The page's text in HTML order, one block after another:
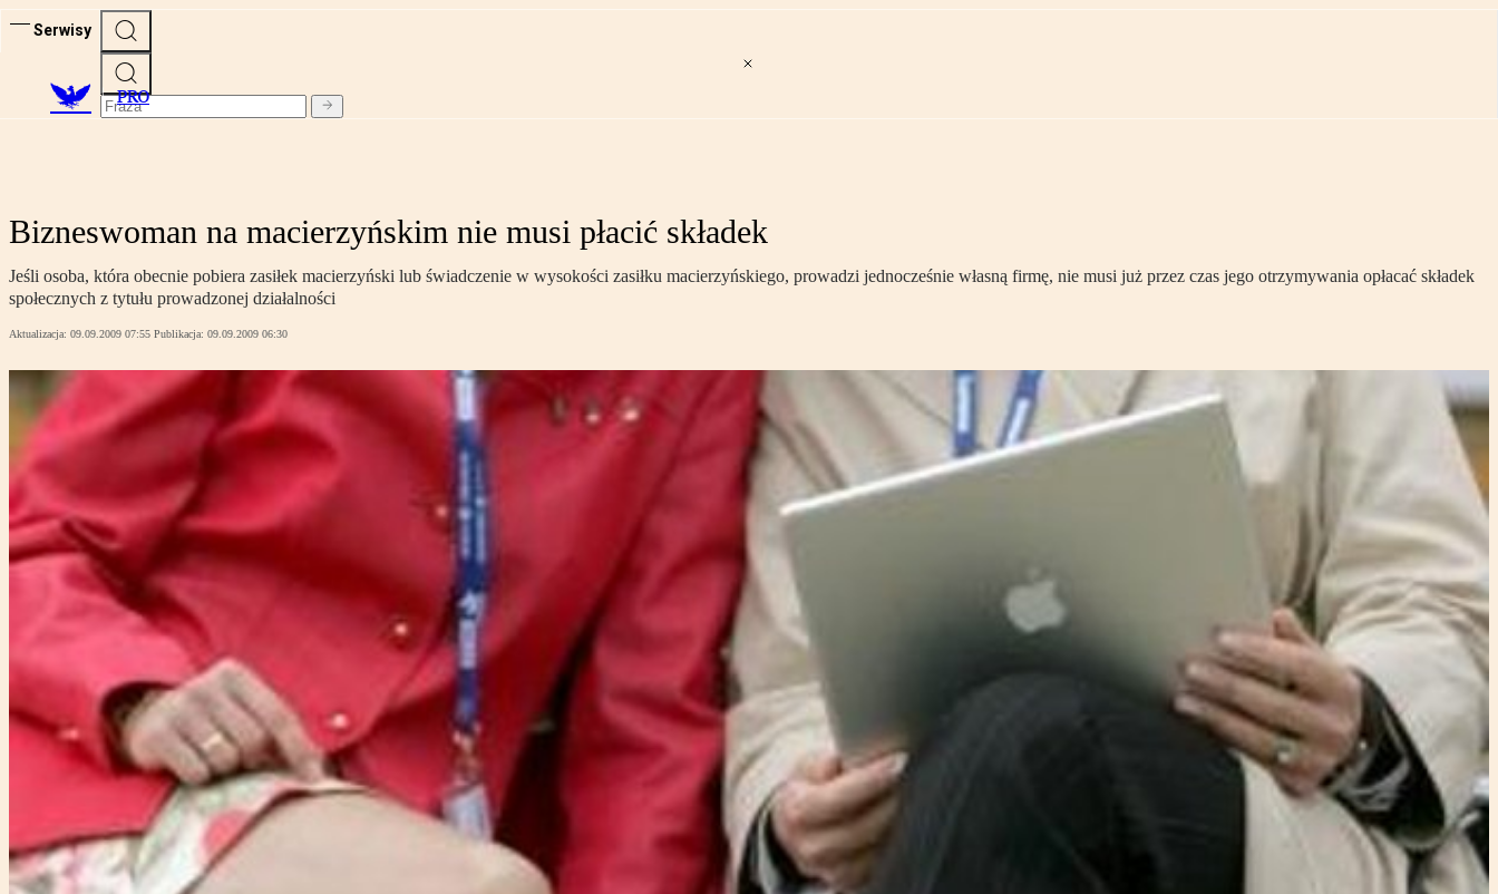
Serwisy
PRO
Bizneswoman na macierzyńskim nie musi płacić składek
Jeśli osoba, która obecnie pobiera zasiłek macierzyński lub świadczenie w wysokości zasiłku macierzyńskiego, prowadzi jednocześnie własną firmę, nie musi już przez czas jego otrzymywania opłacać składek
społecznych z tytułu prowadzonej działalności
Aktualizacja: 09.09.2009 07:55 Publikacja: 09.09.2009 06:30